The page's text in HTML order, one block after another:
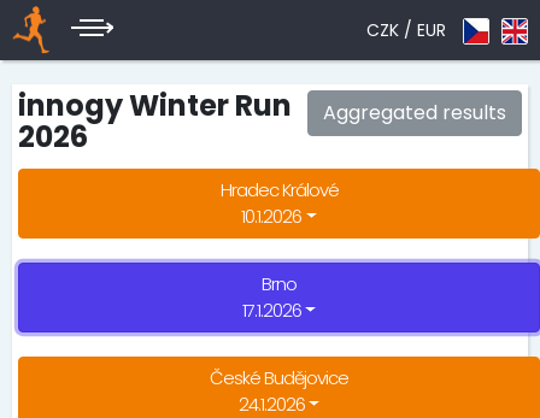
CZK / EUR
Aggregated results
innogy Winter Run
2026
Hradec Králové
10.1.2026
Brno
17.1.2026
České Budějovice
24.1.2026